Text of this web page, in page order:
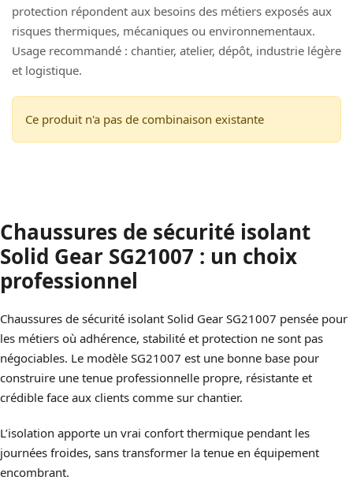
protection répondent aux besoins des métiers exposés aux
risques thermiques, mécaniques ou environnementaux.
Usage recommandé : chantier, atelier, dépôt, industrie légère
et logistique.
Ce produit n'a pas de combinaison existante
Chaussures de sécurité isolant
Solid Gear SG21007 : un choix
professionnel
Chaussures de sécurité isolant Solid Gear SG21007 pensée pour
les métiers où adhérence, stabilité et protection ne sont pas
négociables. Le modèle SG21007 est une bonne base pour
construire une tenue professionnelle propre, résistante et
crédible face aux clients comme sur chantier.
L’isolation apporte un vrai confort thermique pendant les
journées froides, sans transformer la tenue en équipement
encombrant.